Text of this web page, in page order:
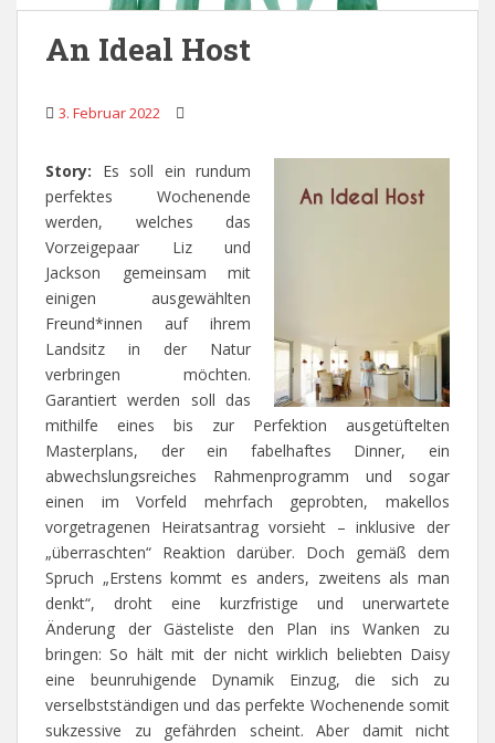
An Ideal Host
3. Februar 2022
Story: Es soll ein rundum
perfektes Wochenende
werden, welches das
Vorzeigepaar Liz und
Jackson gemeinsam mit
einigen ausgewählten
Freund*innen auf ihrem
Landsitz in der Natur
verbringen möchten.
Garantiert werden soll das
mithilfe eines bis zur Perfektion ausgetüftelten
Masterplans, der ein fabelhaftes Dinner, ein
abwechslungsreiches Rahmenprogramm und sogar
einen im Vorfeld mehrfach geprobten, makellos
vorgetragenen Heiratsantrag vorsieht – inklusive der
„überraschten“ Reaktion darüber. Doch gemäß dem
Spruch „Erstens kommt es anders, zweitens als man
denkt“, droht eine kurzfristige und unerwartete
Änderung der Gästeliste den Plan ins Wanken zu
bringen: So hält mit der nicht wirklich beliebten Daisy
eine beunruhigende Dynamik Einzug, die sich zu
verselbstständigen und das perfekte Wochenende somit
sukzessive zu gefährden scheint. Aber damit nicht